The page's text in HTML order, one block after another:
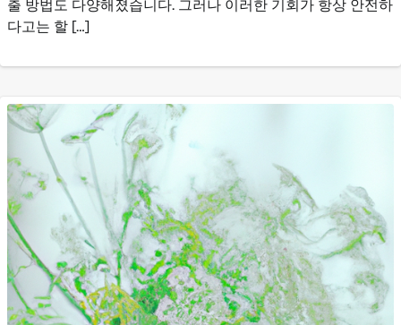
출 방법도 다양해졌습니다. 그러나 이러한 기회가 항상 안전하
다고는 할 […]